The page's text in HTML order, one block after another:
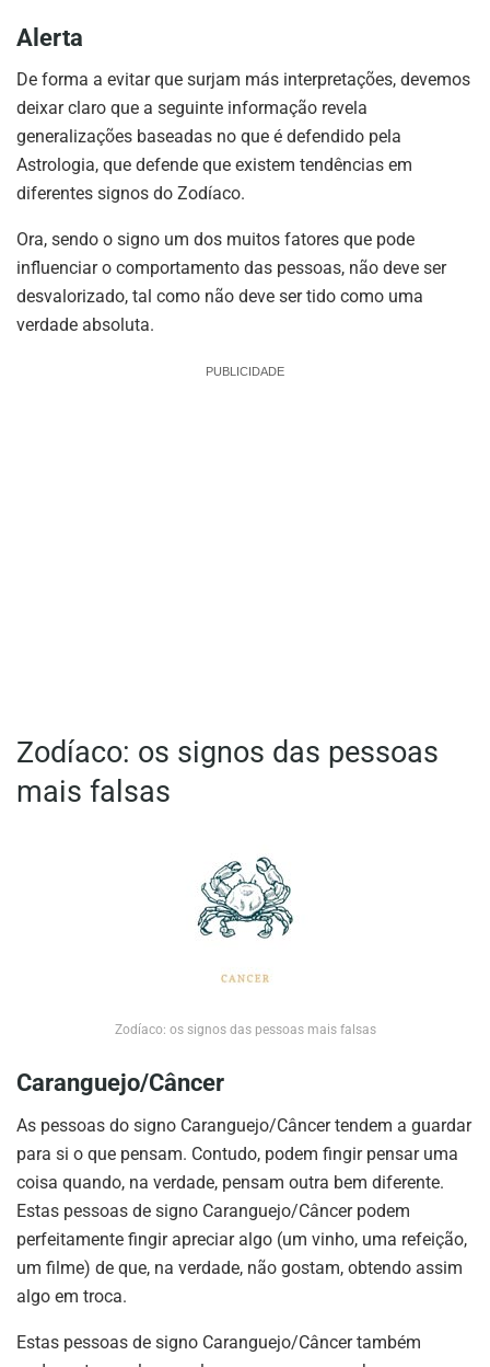
Alerta
De forma a evitar que surjam más interpretações, devemos
deixar claro que a seguinte informação revela
generalizações baseadas no que é defendido pela
Astrologia, que defende que existem tendências em
diferentes signos do Zodíaco.
Ora, sendo o signo um dos muitos fatores que pode
influenciar o comportamento das pessoas, não deve ser
desvalorizado, tal como não deve ser tido como uma
verdade absoluta.
PUBLICIDADE
Zodíaco: os signos das pessoas
mais falsas
Zodíaco: os signos das pessoas mais falsas
Caranguejo/Câncer
As pessoas do signo Caranguejo/Câncer tendem a guardar
para si o que pensam. Contudo, podem fingir pensar uma
coisa quando, na verdade, pensam outra bem diferente.
Estas pessoas de signo Caranguejo/Câncer podem
perfeitamente fingir apreciar algo (um vinho, uma refeição,
um filme) de que, na verdade, não gostam, obtendo assim
algo em troca.
Estas pessoas de signo Caranguejo/Câncer também